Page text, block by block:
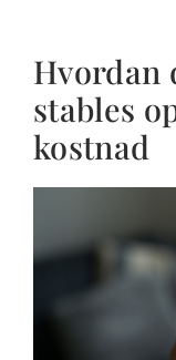
Hvordan
stables
kostnad